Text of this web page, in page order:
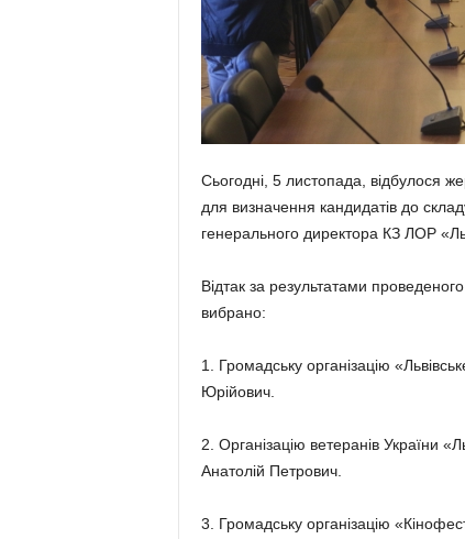
Сьогодні, 5 листопада, відбулося
для визначення кандидатів до
генерального директора КЗ ЛОР
Відтак за результатами
вибрано:
1. Громадську організацію
Юрійович.
2. Організацію ветеранів України
Анатолій Петрович.
3. Громадську організацію